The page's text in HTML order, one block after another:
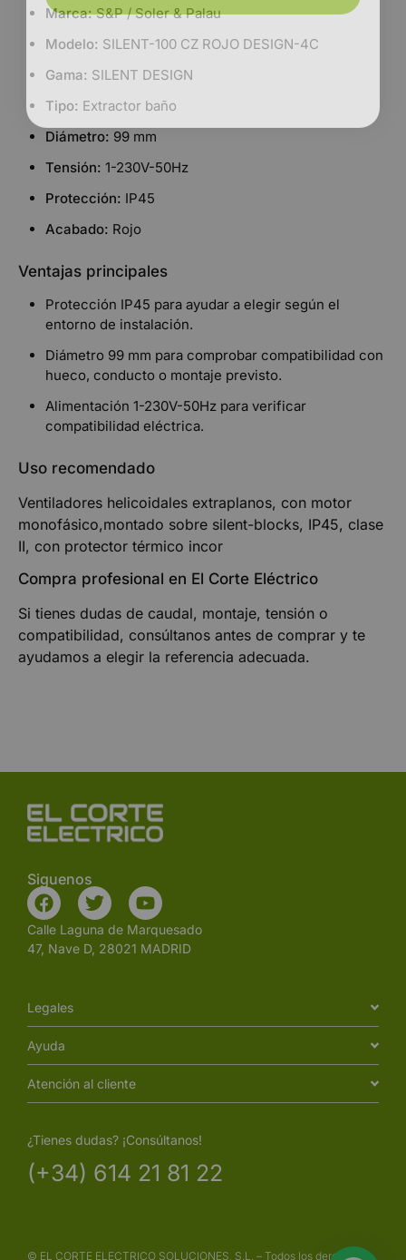
Marca:S&P / Soler & Palau
Modelo: SILENT-100 CZ ROJO DESIGN-4C
Gama: SILENT DESIGN
Tipo: Extractor baño
Diámetro: 99 mm
Tensión: 1-230V-50Hz
Protección: IP45
Acabado: Rojo
Ventajas principales
Protección IP45 para ayudar a elegir según el
entorno de instalación.
Diámetro 99 mm para comprobar compatibilidad con
hueco, conducto o montaje previsto.
Alimentación 1-230V-50Hz para verificar
compatibilidad eléctrica.
Uso recomendado
Ventiladores helicoidales extraplanos, con motor
monofásico,montado sobre silent-blocks, IP45, clase
II, con protector térmico incor
Compra profesional en El Corte Eléctrico
Si tienes dudas de caudal, montaje, tensión o
compatibilidad, consúltanos antes de comprar y te
ayudamos a elegir la referencia adecuada.
Siguenos
Calle Laguna de Marquesado
47, Nave D, 28021 MADRID
Legales
Ayuda
Atención al cliente
¿Tienes dudas? ¡Consúltanos!
(+34) 614 21 81 22
© EL CORTE ELECTRICO SOLUCIONES, S.L. – Todos los derechos